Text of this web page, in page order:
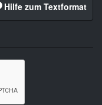
Hilfe zum Textformat